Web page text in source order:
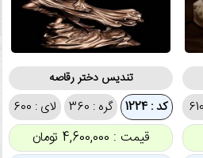
تندیس دختر رقاصه
کد : 1224 گره : 360 لای : 600
قیمت : 4,600,000 تومان